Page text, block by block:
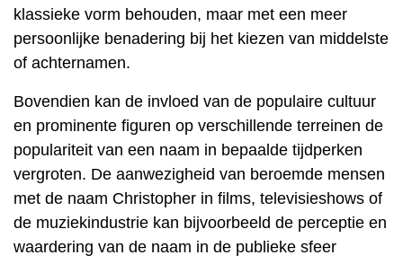
klassieke vorm behouden, maar met een meer
persoonlijke benadering bij het kiezen van middelste
of achternamen.
Bovendien kan de invloed van de populaire cultuur
en prominente figuren op verschillende terreinen de
populariteit van een naam in bepaalde tijdperken
vergroten. De aanwezigheid van beroemde mensen
met de naam Christopher in films, televisieshows of
de muziekindustrie kan bijvoorbeeld de perceptie en
waardering van de naam in de publieke sfeer